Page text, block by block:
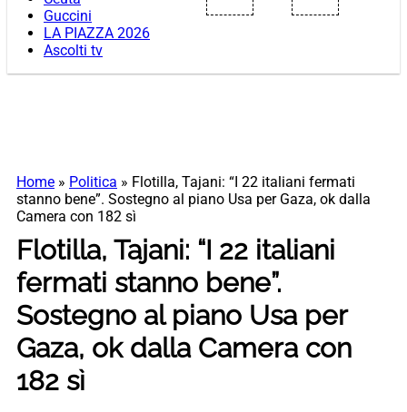
Guccini
LA PIAZZA 2026
Ascolti tv
Home » Politica » Flotilla, Tajani: “I 22 italiani fermati
stanno bene”. Sostegno al piano Usa per Gaza, ok dalla
Camera con 182 sì
Flotilla, Tajani: “I 22 italiani
fermati stanno bene”.
Sostegno al piano Usa per
Gaza, ok dalla Camera con
182 sì